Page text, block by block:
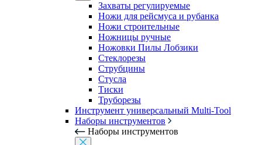
Захваты регулируемые
Ножи для рейсмуса и рубанка
Ножи строительные
Ножницы ручные
Ножовки Пилы Лобзики
Стеклорезы
Струбцины
Стусла
Тиски
Труборезы
Инструмент универсальный Multi-Tool
Наборы инструментов
Наборы инструментов